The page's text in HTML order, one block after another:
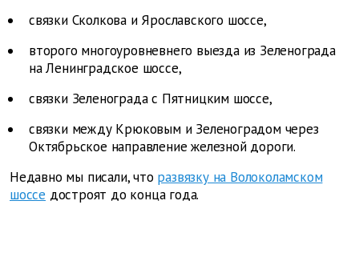
связки Сколкова и Ярославского шоссе,
второго многоуровневнего выезда из Зеленограда
на Ленинградское шоссе,
связки Зеленограда с Пятницким шоссе,
связки между Крюковым и Зеленоградом через
Октябрьское направление железной дороги.
Недавно мы писали, что развязку на Волоколамском
шоссе достроят до конца года.